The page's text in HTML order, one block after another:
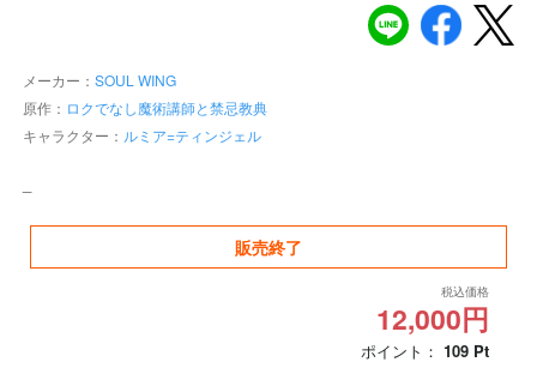
メーカー： SOUL WING
原作： ロクでなし魔術講師と禁忌教典
キャラクター： ルミア=ティンジェル
販売終了
税込価格
12,000円
ポイント： 109 Pt